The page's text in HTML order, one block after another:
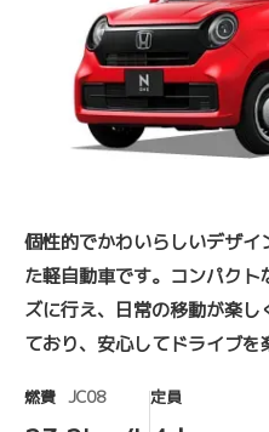
個性的でかわいらしいデザ
た軽自動車です。コンパク
ズに行え、日常の移動が楽
ており、安心してドライブを
燃費 JC08 定員